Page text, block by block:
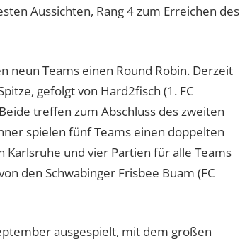
Aussichten, Rang 4 zum Erreichen des
neun Teams einen Round Robin. Derzeit
gefolgt von Hard2fisch (1. FC
treffen zum Abschluss des zweiten
spielen fünf Teams einen doppelten
Karlsruhe und vier Partien für alle Teams
den Schwabinger Frisbee Buam (FC
ausgespielt, mit dem großen